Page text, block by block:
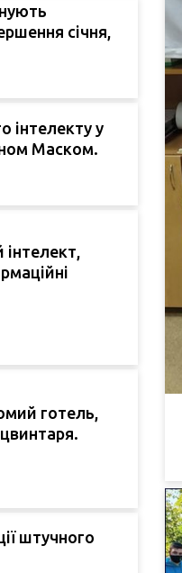
січня,
інтелекту у
Маском.
готель,
штучного